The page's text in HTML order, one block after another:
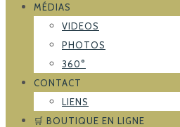
MÉDIAS
VIDEOS
PHOTOS
360°
CONTACT
LIENS
🛒 BOUTIQUE EN LIGNE